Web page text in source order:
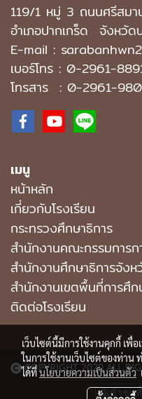
119/1 หมู่ 3 ถนนศรีสมา
อำเภอปากเกร็ด จังหวัด
E-mail :
เบอร์โทร : 0-2961-
โทรสาร : 0-2961-
เมนู
หน้าหลัก
เกี่ยวกับโรงเรียน
กระทรวงศึกษาธิการ
สำนักงานคณะกรรมการ
สำนักงานศึกษาธิการจัง
สํานักงานเขตพื้นที่การศึ
ติดต่อโรงเรียน
COPYRIGHT 2020 ALL
ผู้เข้าชม
เว็บไซต์นี้มีการใช้งานคุกกี้ เ
ในการใช้งานเว็บไซต์ของท่าน
ได้ที่นโยบายความเป็นส่วนตัว